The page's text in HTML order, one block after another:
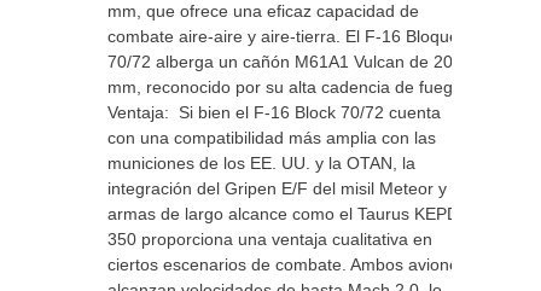
mm, que ofrece una eficaz capacidad de
combate aire-aire y aire-tierra. El F-16 Bloque
70/72 alberga un cañón M61A1 Vulcan de 20
mm, reconocido por su alta cadencia de fuego.
Ventaja: Si bien el F-16 Block 70/72 cuenta
con una compatibilidad más amplia con las
municiones de los EE. UU. y la OTAN, la
integración del Gripen E/F del misil Meteor y
armas de largo alcance como el Taurus KEPD
350 proporciona una ventaja cualitativa en
ciertos escenarios de combate. Ambos aviones